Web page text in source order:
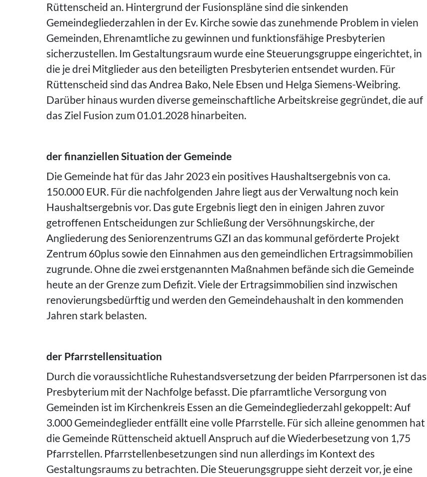
Rüttenscheid an. Hintergrund der Fusionspläne sind die sinkenden
Gemeindegliederzahlen in der Ev. Kirche sowie das zunehmende Problem in vielen
Gemeinden, Ehrenamtliche zu gewinnen und funktionsfähige Presbyterien
sicherzustellen. Im Gestaltungsraum wurde eine Steuerungsgruppe eingerichtet, in
die je drei Mitglieder aus den beteiligten Presbyterien entsendet wurden. Für
Rüttenscheid sind das Andrea Bako, Nele Ebsen und Helga Siemens-Weibring.
Darüber hinaus wurden diverse gemeinschaftliche Arbeitskreise gegründet, die auf
das Ziel Fusion zum 01.01.2028 hinarbeiten.
der finanziellen Situation der Gemeinde
Die Gemeinde hat für das Jahr 2023 ein positives Haushaltsergebnis von ca.
150.000 EUR. Für die nachfolgenden Jahre liegt aus der Verwaltung noch kein
Haushaltsergebnis vor. Das gute Ergebnis liegt den in einigen Jahren zuvor
getroffenen Entscheidungen zur Schließung der Versöhnungskirche, der
Angliederung des Seniorenzentrums GZI an das kommunal geförderte Projekt
Zentrum 60plus sowie den Einnahmen aus den gemeindlichen Ertragsimmobilien
zugrunde. Ohne die zwei erstgenannten Maßnahmen befände sich die Gemeinde
heute an der Grenze zum Defizit. Viele der Ertragsimmobilien sind inzwischen
renovierungsbedürftig und werden den Gemeindehaushalt in den kommenden
Jahren stark belasten.
der Pfarrstellensituation
Durch die voraussichtliche Ruhestandsversetzung der beiden Pfarrpersonen ist das
Presbyterium mit der Nachfolge befasst. Die pfarramtliche Versorgung von
Gemeinden ist im Kirchenkreis Essen an die Gemeindegliederzahl gekoppelt: Auf
3.000 Gemeindeglieder entfällt eine volle Pfarrstelle. Für sich alleine genommen hat
die Gemeinde Rüttenscheid aktuell Anspruch auf die Wiederbesetzung von 1,75
Pfarrstellen. Pfarrstellenbesetzungen sind nun allerdings im Kontext des
Gestaltungsraums zu betrachten. Die Steuerungsgruppe sieht derzeit vor, je eine